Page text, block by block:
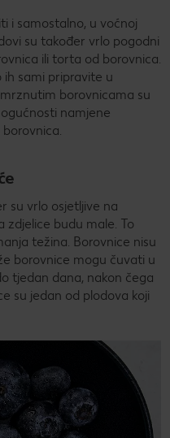
i samostalno, u voćnoj
su također vrlo pogodni
ili torta od borovnica.
ih sami pripravite u
borovnicama su
namjene
su vrlo osjetljive na
zdjelice budu male. To
težina. Borovnice nisu
borovnice mogu čuvati u
tjedan dana, nakon čega
su jedan od plodova koji